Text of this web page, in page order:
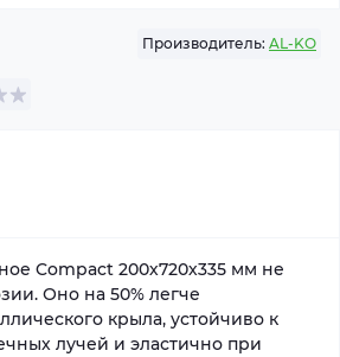
Производитель: AL-KO
Compact 200х720х335 мм не
Оно на 50% легче
крыла, устойчиво к
лучей и эластично при